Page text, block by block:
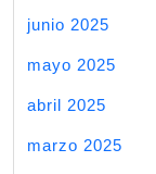
junio 2025
mayo 2025
abril 2025
marzo 2025